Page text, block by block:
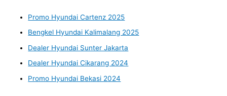
Promo Hyundai Cartenz 2025
Bengkel Hyundai Kalimalang 2025
Dealer Hyundai Sunter Jakarta
Dealer Hyundai Cikarang 2024
Promo Hyundai Bekasi 2024